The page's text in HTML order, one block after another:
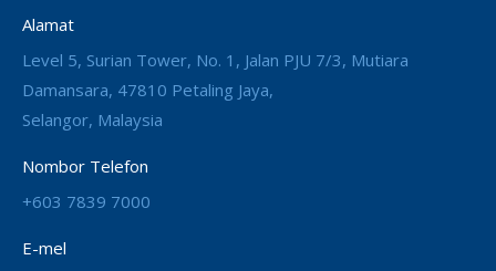
Alamat
Level 5, Surian Tower, No. 1, Jalan PJU 7/3, Mutiara
Damansara, 47810 Petaling Jaya,
Selangor, Malaysia
Nombor Telefon
+603 7839 7000
E-mel